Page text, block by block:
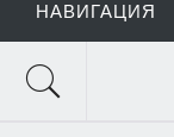
НАВИГАЦИЯ